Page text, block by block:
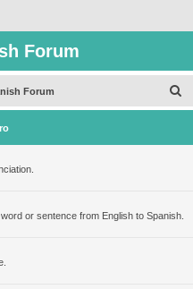
Forum
Forum
u
or sentence from English to Spanish.